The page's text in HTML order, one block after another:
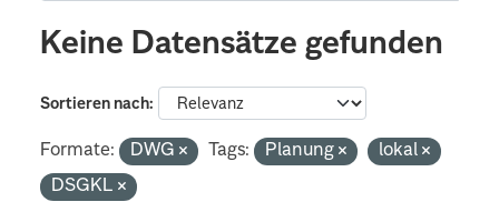
Keine Datensätze gefunden
Sortieren nach
Formate: DWG Tags: Planung
lokal
DSGKL